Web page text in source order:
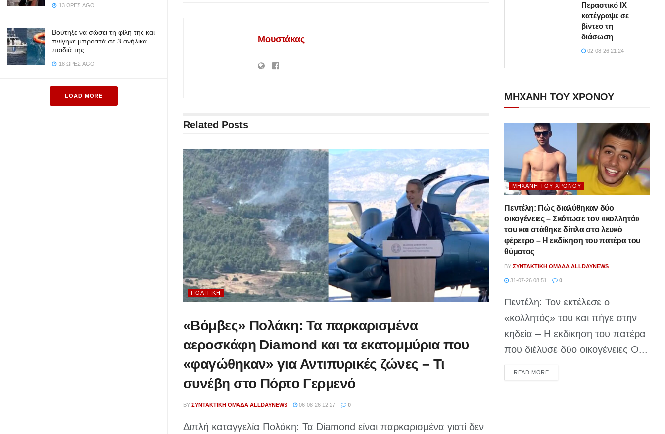
13 ΏΡΕΣ AGO
Βούτηξε να σώσει τη φίλη της και
πνίγηκε μπροστά σε 3 ανήλικα
παιδιά της
18 ΏΡΕΣ AGO
LOAD MORE
Μουστάκας
Related Posts
ΠΟΛΙΤΙΚΉ
«Βόμβες» Πολάκη: Τα παρκαρισμένα
αεροσκάφη Diamond και τα εκατομμύρια που
«φαγώθηκαν» για Αντιπυρικές ζώνες – Τι
συνέβη στο Πόρτο Γερμενό
BY ΣΥΝΤΑΚΤΙΚΉ ΟΜΆΔΑ ALLDAYNEWS 06-08-26 12:27 0
Διπλή καταγγελία Πολάκη: Τα Diamond είναι παρκαρισμένα γιατί δεν
Περαστικό ΙΧ
κατέγραψε σε
βίντεο τη
διάσωση
02-08-26 21:24
ΜΗΧΑΝΗ ΤΟΥ ΧΡΟΝΟΥ
ΜΗΧΑΝΉ ΤΟΥ ΧΡΌΝΟΥ
Πεντέλη: Πώς διαλύθηκαν δύο
οικογένειες – Σκότωσε τον «κολλητό»
του και στάθηκε δίπλα στο λευκό
φέρετρο – Η εκδίκηση του πατέρα του
θύματος
BY ΣΥΝΤΑΚΤΙΚΉ ΟΜΆΔΑ ALLDAYNEWS
31-07-26 08:51 0
Πεντέλη: Τον εκτέλεσε ο
«κολλητός» του και πήγε στην
κηδεία – Η εκδίκηση του πατέρα
που διέλυσε δύο οικογένειες Ο...
READ MOREDETAILS